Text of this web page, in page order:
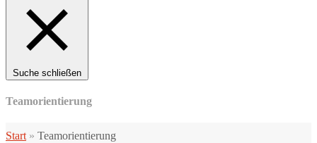
Suche schließen
Teamorientierung
Start » Teamorientierung